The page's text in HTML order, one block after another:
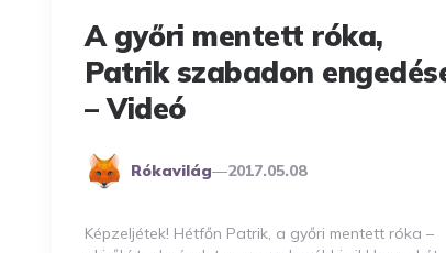
A győri mentett róka,
Patrik szabadon
– Videó
Posted
Rókavilág 2017.05.08
Képzeljétek! Hétfőn Patrik, a győri mentett róka –